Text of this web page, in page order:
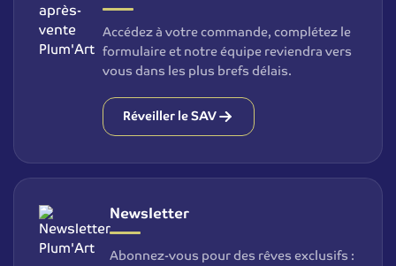
Accédez à votre commande, complétez le
formulaire et notre équipe reviendra vers
vous dans les plus brefs délais.
Réveiller le SAV
Newsletter
Abonnez-vous pour des rêves exclusifs :